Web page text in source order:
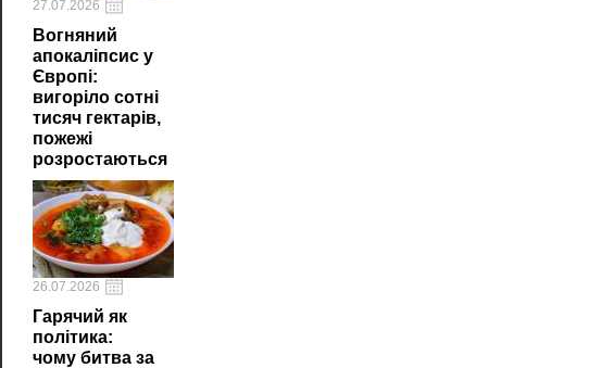
27.07.2026
Вогняний
апокаліпсис у
Європі:
вигоріло сотні
тисяч гектарів,
пожежі
розростаються
26.07.2026
Гарячий як
політика:
чому битва за